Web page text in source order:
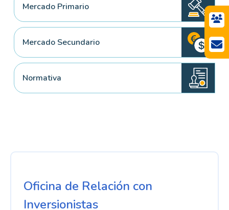
Mercado Primario
Mercado Secundario
Normativa
Oficina de Relación con
Inversionistas